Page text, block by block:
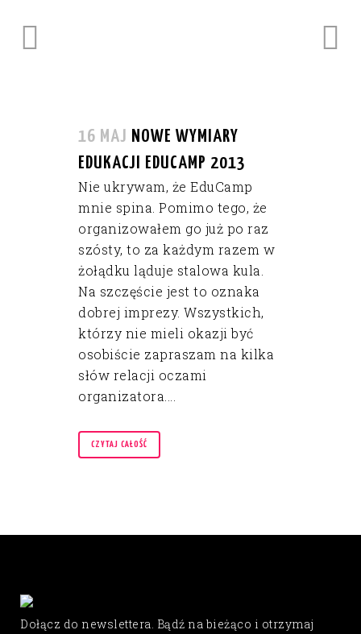
16 MAJ NOWE WYMIARY
EDUKACJI EDUCAMP 2013
Nie ukrywam, że EduCamp
mnie spina. Pomimo tego, że
organizowałem go już po raz
szósty, to za każdym razem w
żołądku ląduje stalowa kula.
Na szczęście jest to oznaka
dobrej imprezy. Wszystkich,
którzy nie mieli okazji być
osobiście zapraszam na kilka
słów relacji oczami
organizatora....
CZYTAJ CAŁOŚĆ
Dołącz do newslettera. Bądź na bieżąco i otrzymaj